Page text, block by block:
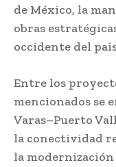
de México, la
obras
occidente del
Entre los
mencionados se
Varas–Puerto
la conectividad
la